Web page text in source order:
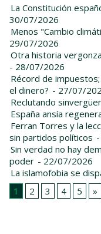
La Constitución
30/07/2026
Menos "Cambio
29/07/2026
Otra historia
- 28/07/2026
Récord de
el dinero? - 27/07/
Reclutando
España ansía
Ferran Torres y la
sin partidos políticos
Sin verdad no hay
poder - 22/07/2026
La islamofobia se
1
2 3 4 5 »